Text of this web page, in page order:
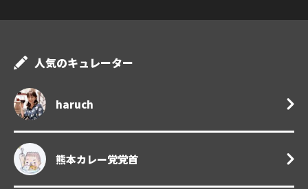
人気のキュレーター
haruch
熊本カレー党党首